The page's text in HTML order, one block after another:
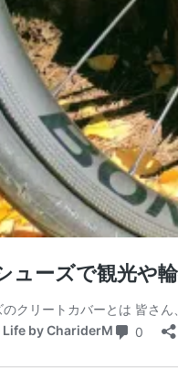
ューズで観光や
のクリートカバーとは 皆さ
by ChariderM
0 コメ